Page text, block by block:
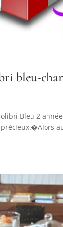
bleu-
Bleu 2